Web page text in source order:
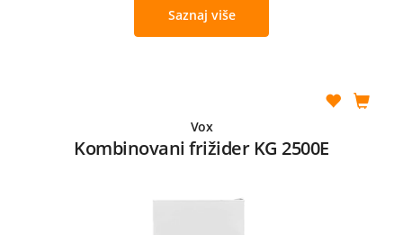
Saznaj više
Vox
Kombinovani frižider KG 2500E